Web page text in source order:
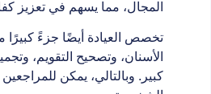
المجال، مما يسهم في تعزيز
تخصص العيادة أيضًا جزءً
الأسنان، وتصحيح التقويم،
كبير. وبالتالي، يمكن